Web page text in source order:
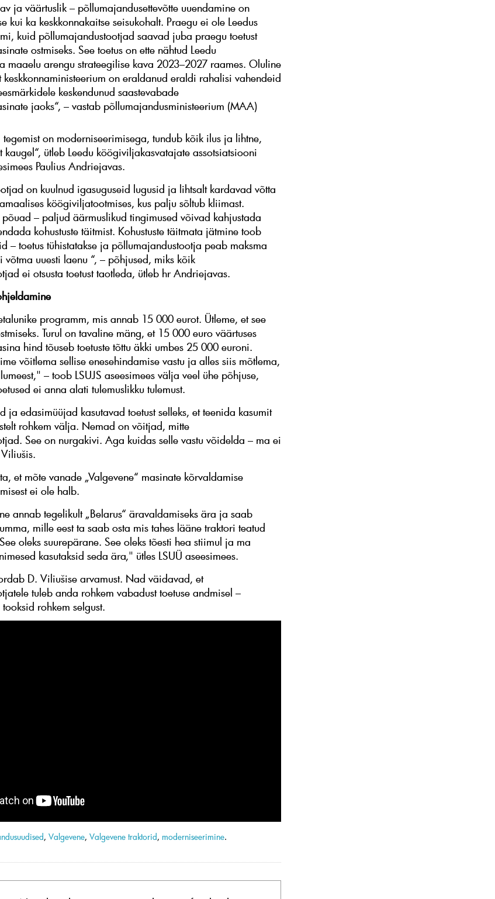
ja väärtuslik – põllumajandusettevõtte uuendamine on
kui ka keskkonnakaitse seisukohalt. Praegu ei ole Leedus
kuid põllumajandustootjad saavad juba praegu toetust
ostmiseks. See toetus on ette nähtud Leedu
maaelu arengu strateegilise kava 2023–2027 raames. Oluline
on eraldanud eraldi rahalisi vahendeid
keskendunud saastevabade
jaoks“, – vastab põllumajandusministeerium (MAA)
tegemist on moderniseerimisega, tundub kõik ilus ja lihtne,
kaugel“, ütleb Leedu köögiviljakasvatajate assotsiatsiooni
Paulius Andriejavas.
on kuulnud igasuguseid lugusid ja lihtsalt kardavad võtta
köögiviljatootmises, kus palju sõltub kliimast.
– paljud äärmuslikud tingimused võivad kahjustada
kohustuste täitmist. Kohustuste täitmata jätmine toob
– toetus tühistatakse ja põllumajandustootja peab maksma
võtma uuesti laenu “, – põhjused, miks kõik
ei otsusta toetust taotleda, ütleb hr Andriejavas.
programm, mis annab 15 000 eurot. Ütleme, et see
Turul on tavaline mäng, et 15 000 euro väärtuses
hind tõuseb toetuste tõttu äkki umbes 25 000 euroni.
võitlema sellise enesehindamise vastu ja alles siis mõtlema,
– toob LSUJS aseesimees välja veel ühe põhjuse,
ei anna alati tulemuslikku tulemust.
ja edasimüüjad kasutavad toetust selleks, et teenida kasumit
rohkem välja. Nemad on võitjad, mitte
See on nurgakivi. Aga kuidas selle vastu võidelda – ma ei
et mõte vanade „Valgevene“ masinate kõrvaldamise
ei ole halb.
annab tegelikult „Belarus“ äravaldamiseks ära ja saab
mille eest ta saab osta mis tahes lääne traktori teatud
oleks suurepärane. See oleks tõesti hea stiimul ja ma
kasutaksid seda ära," ütles LSUÜ aseesimees.
D. Viliušise arvamust. Nad väidavad, et
tuleb anda rohkem vabadust toetuse andmisel –
rohkem selgust.
, Valgevene, Valgevene traktorid, moderniseerimine.